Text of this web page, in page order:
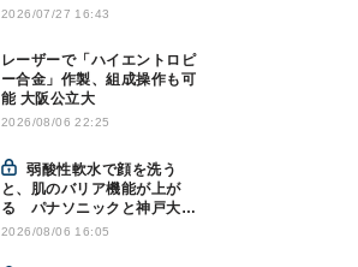
2026/07/27 16:43
レーザーで「ハイエントロピ
ー合金」作製、組成操作も可
能 大阪公立大
2026/08/06 22:25
弱酸性軟水で顔を洗う
と、肌のバリア機能が上が
る パナソニックと神戸大が
確認
2026/08/06 16:05